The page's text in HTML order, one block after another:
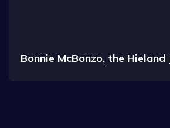
Bonnie McBonzo, the Hieland